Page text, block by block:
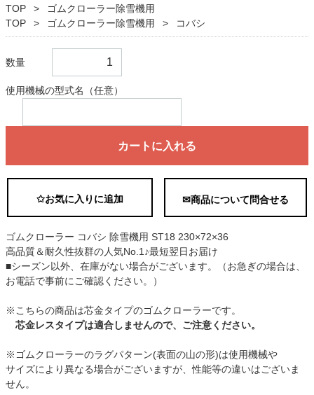
TOP
ゴムクローラー除雪機用
TOP
ゴムクローラー除雪機用 コバシ
数量
使用機械の型式名（任意）
カートに入れる
✩お気に入りに追加 ✉商品について問合せる
ゴムクローラー コバシ 除雪機用 ST18 230×72×36
高品質＆耐久性抜群の人気No.1♪最短翌日お届け
■シーズン以外、在庫がない場合がございます。（お急ぎの場合は、
お電話で事前にご確認ください。）
※こちらの商品は芯金タイプのゴムクローラーです。
芯金レスタイプは適合しませんので、ご注意ください。
※ゴムクローラーのラグパターン(表面の山の形)は使用機械や
サイズにより異なる場合がございますが、性能等の違いはございま
せん。